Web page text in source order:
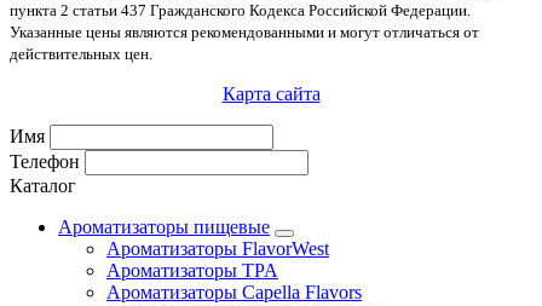
пункта 2 статьи 437 Гражданского Кодекса Российской Федерации.
Указанные цены являются рекомендованными и могут отличаться от
действительных цен.
Карта сайта
Имя
Телефон
Каталог
Ароматизаторы пищевые
Ароматизаторы FlavorWest
Ароматизаторы TPA
Ароматизаторы Capella Flavors